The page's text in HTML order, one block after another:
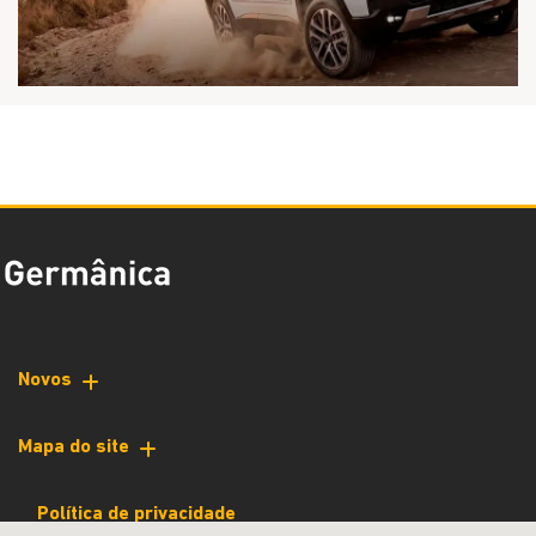
Novos
Mapa do site
Política de privacidade